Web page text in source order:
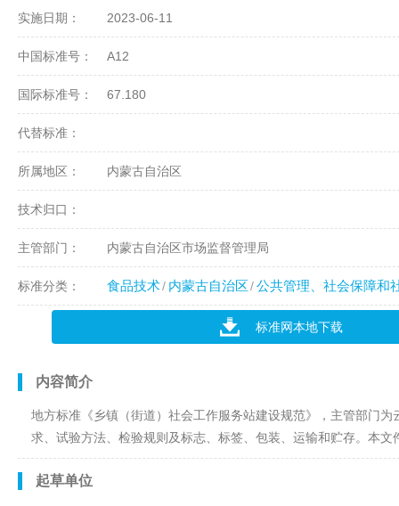
实施日期： 2023-06-11
中国标准号： A12
国际标准号： 67.180
代替标准：
所属地区： 内蒙古自治区
技术归口：
主管部门： 内蒙古自治区市场监督管理局
标准分类： 食品技术 内蒙古自治区 公共管理、社会保障和
标准网本地下载
内容简介
地方标准《乡镇（街道）社会工作服务站建设规范》，主管部门
求、试验方法、检验规则及标志、标签、包装、运输和贮存。本
起草单位